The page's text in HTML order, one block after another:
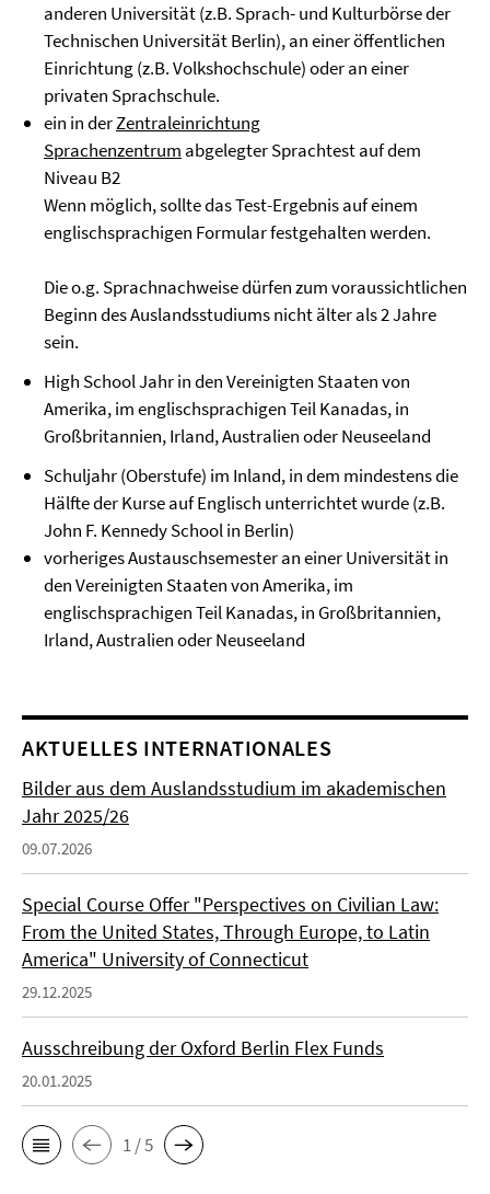
anderen Universität (z.B. Sprach- und Kulturbörse der
Technischen Universität Berlin), an einer öffentlichen
Einrichtung (z.B. Volkshochschule) oder an einer
privaten Sprachschule.
ein in derZentraleinrichtung
Sprachenzentrum abgelegter Sprachtest auf dem
Niveau B2
Wenn möglich, sollte das Test-Ergebnis auf einem
englischsprachigen Formular festgehalten werden.
Die o.g. Sprachnachweise dürfen zum voraussichtlichen
Beginn des Auslandsstudiums nicht älter als 2 Jahre
sein.
High School Jahr in den Vereinigten Staaten von
Amerika, im englischsprachigen Teil Kanadas, in
Großbritannien, Irland, Australien oder Neuseeland
Schuljahr (Oberstufe) im Inland, in dem mindestens die
Hälfte der Kurse auf Englisch unterrichtet wurde (z.B.
John F. Kennedy School in Berlin)
vorheriges Austauschsemester an einer Universität in
den Vereinigten Staaten von Amerika, im
englischsprachigen Teil Kanadas, in Großbritannien,
Irland, Australien oder Neuseeland
AKTUELLES INTERNATIONALES
Bilder aus dem Auslandsstudium im akademischen
Jahr 2025/26
09.07.2026
Special Course Offer "Perspectives on Civilian Law:
From the United States, Through Europe, to Latin
America" University of Connecticut
29.12.2025
Ausschreibung der Oxford Berlin Flex Funds
20.01.2025
1 / 5